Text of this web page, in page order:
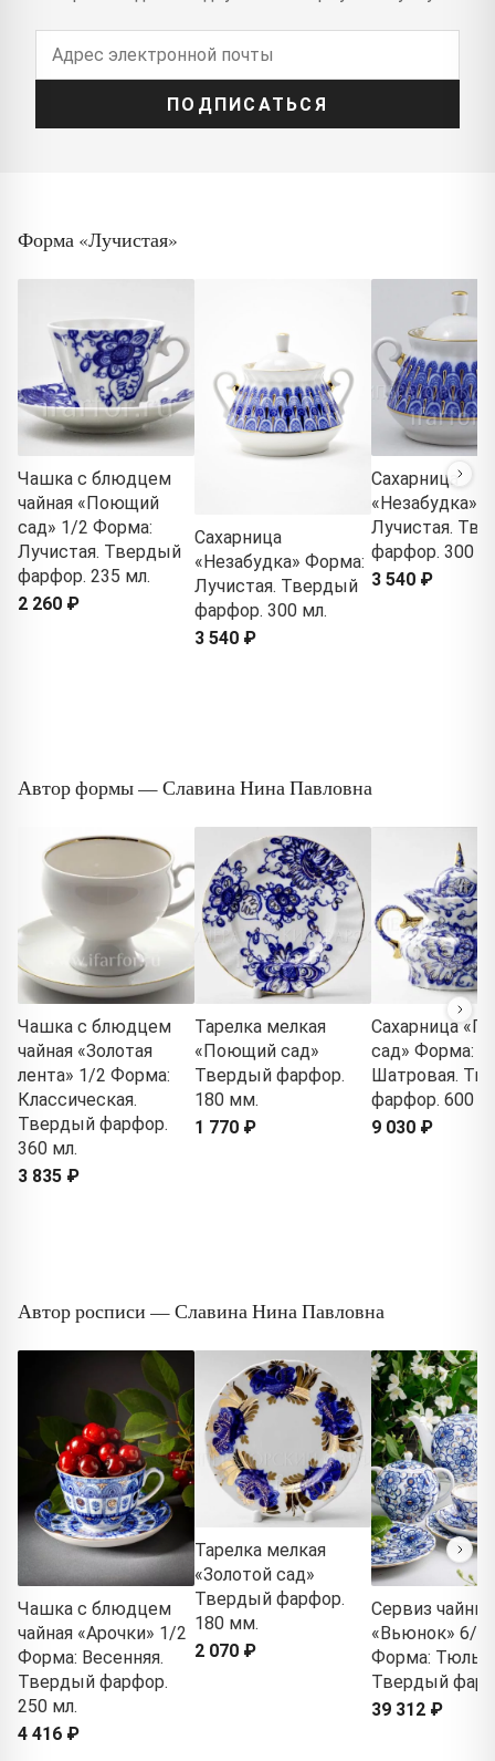
ПОДПИСАТЬСЯ
Форма «Лучистая»
Чашка с блюдцем
чайная «Поющий
сад» 1/2 Форма:
Лучистая. Твердый
фарфор. 235 мл.
2 260 ₽
Сахарница
«Незабудка» Форма:
Лучистая. Твердый
фарфор. 300 мл.
3 540 ₽
Сахарница
«Незабудка»
Лучистая.
фарфор. 300
3 540 ₽
Автор формы — Славина Нина Павловна
Чашка с блюдцем
чайная «Золотая
лента» 1/2 Форма:
Классическая.
Твердый фарфор.
360 мл.
3 835 ₽
Тарелка мелкая
«Поющий сад»
Твердый фарфор.
180 мм.
1 770 ₽
Сахарница
сад» Форма:
Шатровая.
фарфор. 600
9 030 ₽
Автор росписи — Славина Нина Павловна
Чашка с блюдцем
чайная «Арочки» 1/2
Форма: Весенняя.
Твердый фарфор.
250 мл.
4 416 ₽
Тарелка мелкая
«Золотой сад»
Твердый фарфор.
180 мм.
2 070 ₽
Сервиз
«Вьюнок» 6/
Форма:
Твердый
39 312 ₽